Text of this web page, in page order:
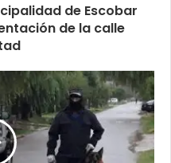
de Escobar
de la calle